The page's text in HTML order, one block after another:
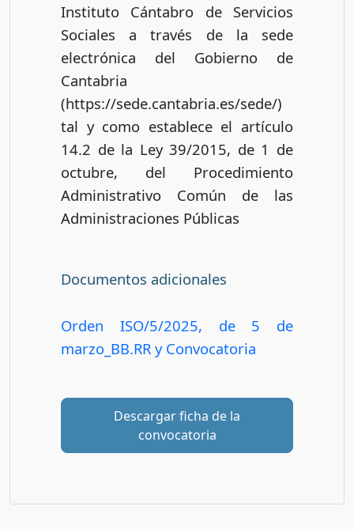
Instituto Cántabro de Servicios
Sociales a través de la sede
electrónica del Gobierno de
Cantabria
(https://sede.cantabria.es/sede/)
tal y como establece el artículo
14.2 de la Ley 39/2015, de 1 de
octubre, del Procedimiento
Administrativo Común de las
Administraciones Públicas
Documentos adicionales
Orden ISO/5/2025, de 5 de
marzo_BB.RR y Convocatoria
Descargar ficha de la
convocatoria